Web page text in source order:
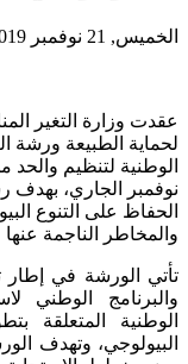
الخميس, 21 نوفمبر 2019
عقدت وزارة التغير
لحماية الطبيعة ورشة
نوفمبر الجاري،
الحفاظ على التنوع
والمخاطر الناجمة عنها
تأتي الورشة في إطار
والبرنامج الوطني
الوطنية المتعلقة
البيولوجي، وتهدف